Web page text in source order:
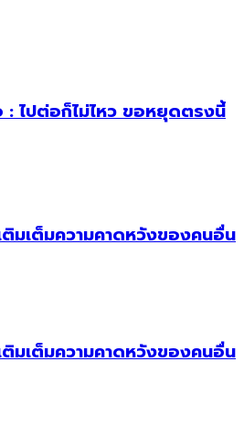
: ไปต่อก็ไม่ไหว ขอหยุดตรงนี้
มเต็มความคาดหวังของคนอื่น
มเต็มความคาดหวังของคนอื่น